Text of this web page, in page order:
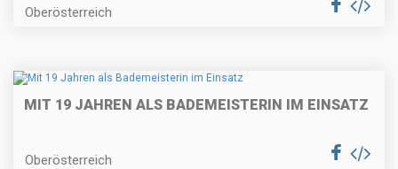
Oberösterreich
MIT 19 JAHREN ALS BADEMEISTERIN IM EINSATZ
Oberösterreich